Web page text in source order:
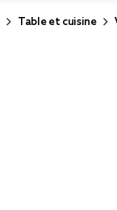
Table et cuisine